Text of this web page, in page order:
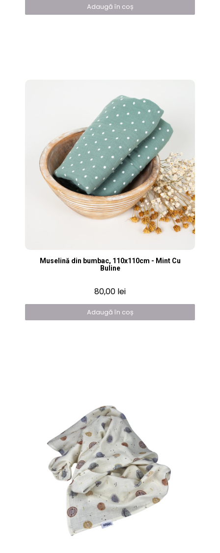
Adaugă în coș
Vizualizare rapidă
Muselină din bumbac, 110x110cm - Mint Cu
Buline
80,00 lei
Adaugă în coș